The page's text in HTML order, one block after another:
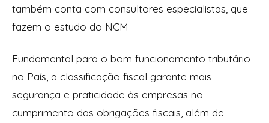
também conta com consultores especialistas, que
fazem o estudo do NCM
Fundamental para o bom funcionamento tributário
no País, a classificação fiscal garante mais
segurança e praticidade às empresas no
cumprimento das obrigações fiscais, além de